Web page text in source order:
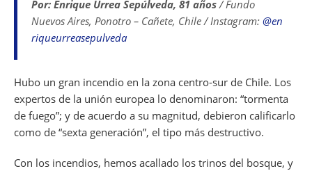
c
e
b
o
o
k
at
s
p
p
e
gr
m
ai
l
re
a
s
d
di
k
e
n
e
Por: Enrique Urrea Sepúlveda, 81 años / Fundo
Nuevos Aires, Ponotro – Cañete, Chile / Instagram: @en
riqueurreasepulveda
Hubo un gran incendio en la zona centro-sur de Chile. Los
expertos de la unión europea lo denominaron: “tormenta
de fuego”; y de acuerdo a su magnitud, debieron calificarlo
como de “sexta generación”, el tipo más destructivo.
Con los incendios, hemos acallado los trinos del bosque, y